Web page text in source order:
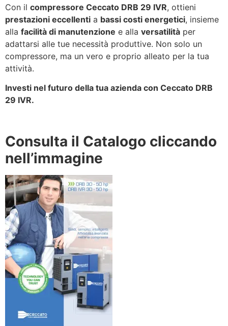
Con il compressore Ceccato DRB 29 IVR, ottieni
prestazioni eccellenti a bassi costi energetici, insieme
alla facilità di manutenzione e alla versatilità per
adattarsi alle tue necessità produttive. Non solo un
compressore, ma un vero e proprio alleato per la tua
attività.
Investi nel futuro della tua azienda con Ceccato DRB
29 IVR.
Consulta il Catalogo cliccando
nell’immagine